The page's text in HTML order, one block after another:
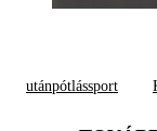
utánpótlássport